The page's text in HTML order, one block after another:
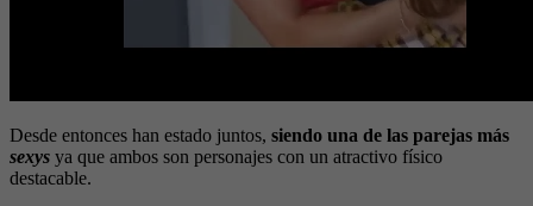
Desde entonces han estado juntos, siendo una de las parejas más
sexys ya que ambos son personajes con un atractivo físico
destacable.